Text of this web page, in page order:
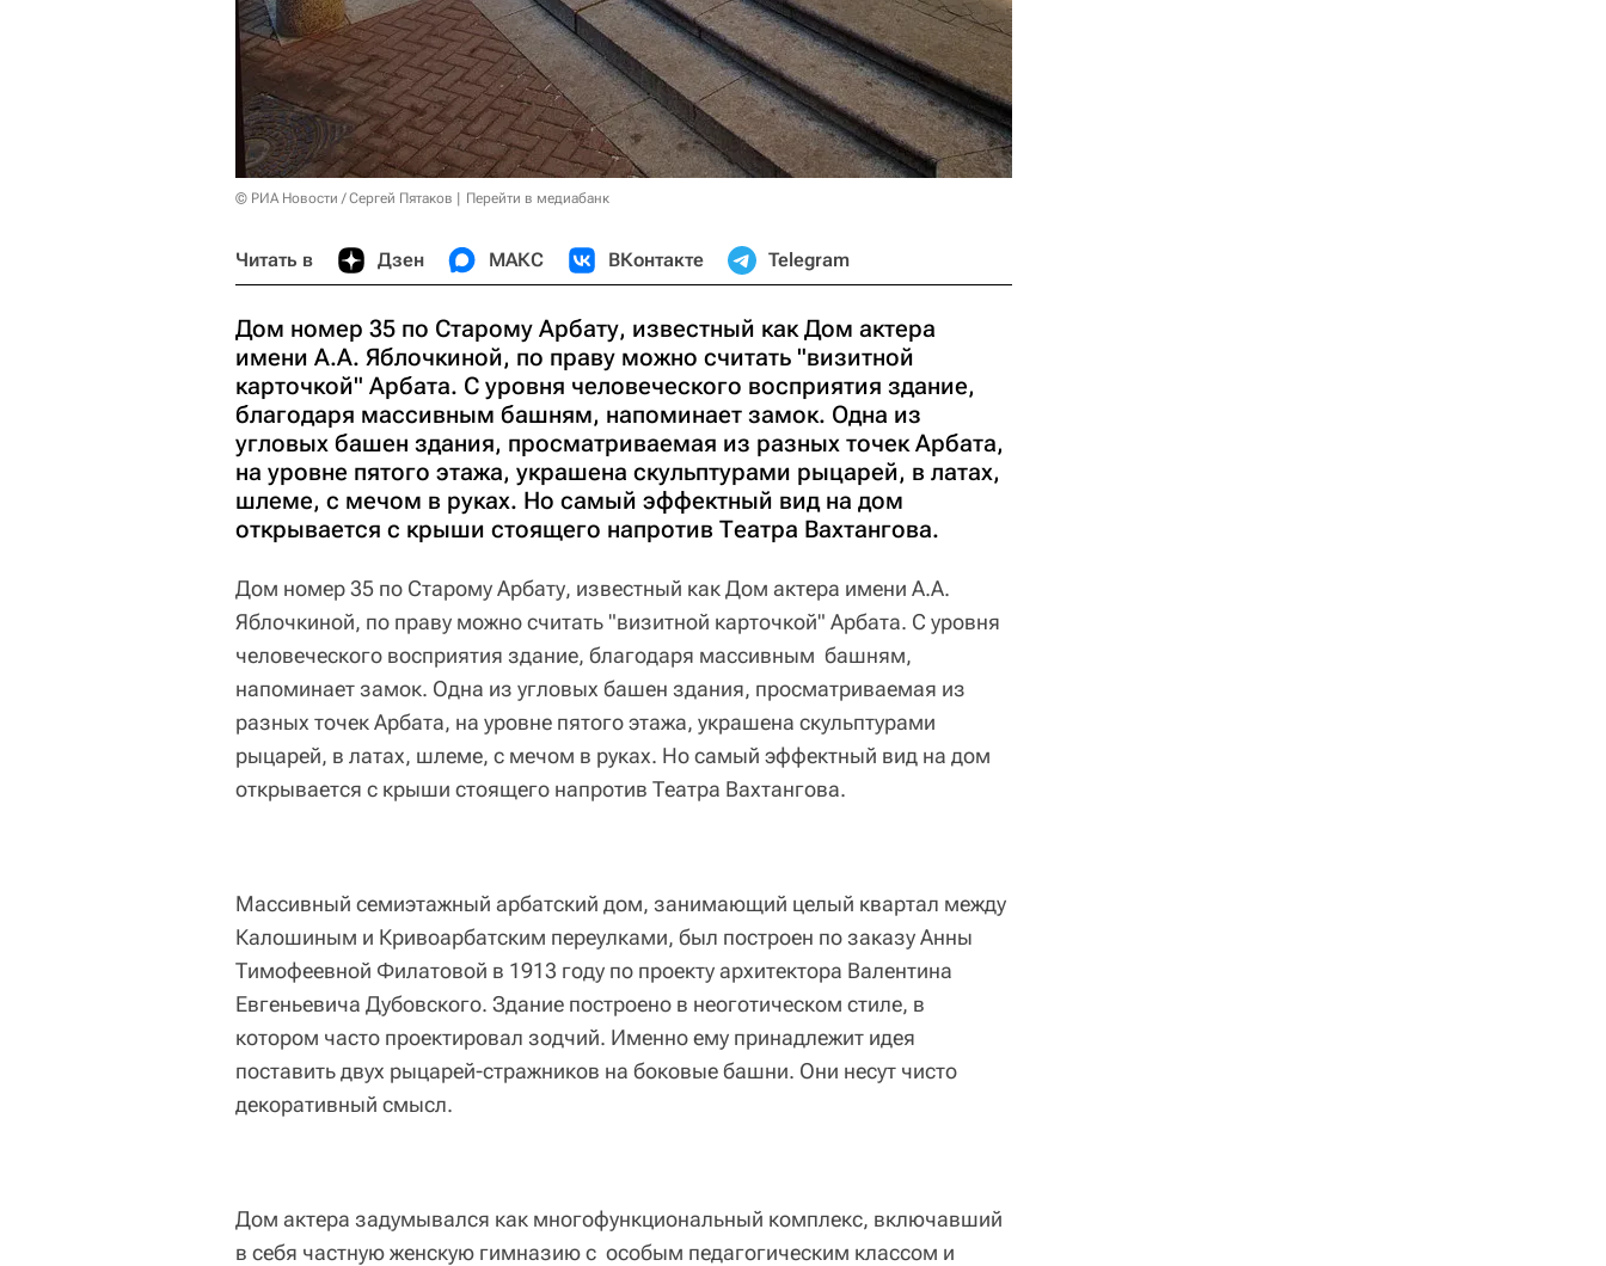
© РИА Новости / Сергей Пятаков Перейти в медиабанк
Читать в Дзен МАКС ВКонтакте Telegram
Дом номер 35 по Старому Арбату, известный как Дом актера
имени А.А. Яблочкиной, по праву можно считать "визитной
карточкой" Арбата. С уровня человеческого восприятия здание,
благодаря массивным башням, напоминает замок. Одна из
угловых башен здания, просматриваемая из разных точек Арбата,
на уровне пятого этажа, украшена скульптурами рыцарей, в латах,
шлеме, с мечом в руках. Но самый эффектный вид на дом
открывается с крыши стоящего напротив Театра Вахтангова.
Дом номер 35 по Старому Арбату, известный как Дом актера имени А.А.
Яблочкиной, по праву можно считать "визитной карточкой" Арбата. С уровня
человеческого восприятия здание, благодаря массивным башням,
напоминает замок. Одна из угловых башен здания, просматриваемая из
разных точек Арбата, на уровне пятого этажа, украшена скульптурами
рыцарей, в латах, шлеме, с мечом в руках. Но самый эффектный вид на дом
открывается с крыши стоящего напротив Театра Вахтангова.
Массивный семиэтажный арбатский дом, занимающий целый квартал между
Калошиным и Кривоарбатским переулками, был построен по заказу Анны
Тимофеевной Филатовой в 1913 году по проекту архитектора Валентина
Евгеньевича Дубовского. Здание построено в неоготическом стиле, в
котором часто проектировал зодчий. Именно ему принадлежит идея
поставить двух рыцарей-стражников на боковые башни. Они несут чисто
декоративный смысл.
Дом актера задумывался как многофункциональный комплекс, включавший
в себя частную женскую гимназию с особым педагогическим классом и